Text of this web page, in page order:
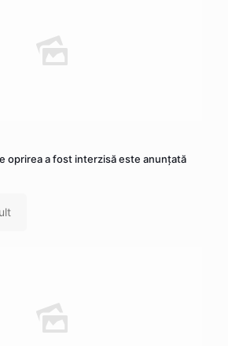
oprirea a fost interzisă este anunțată